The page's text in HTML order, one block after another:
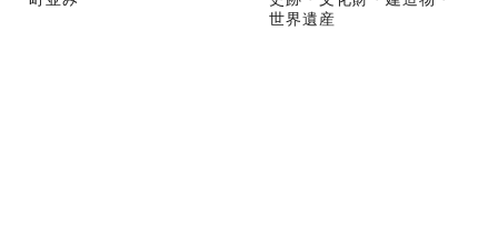
世界遺産